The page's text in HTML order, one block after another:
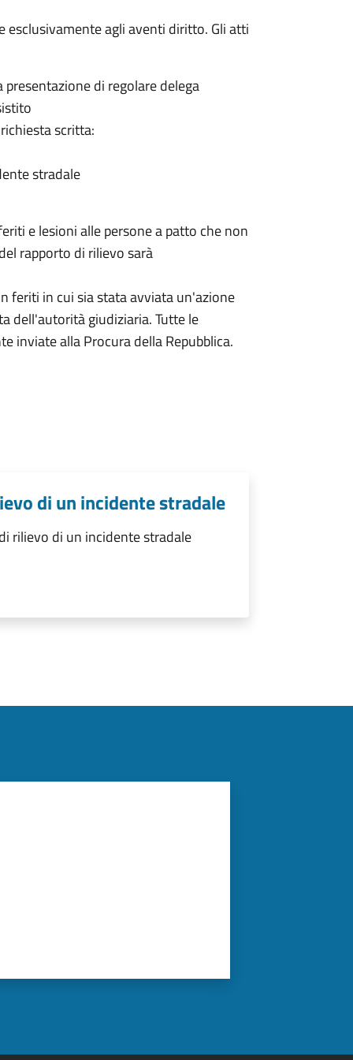
esclusivamente agli aventi diritto. Gli atti
di regolare delega
scritta:
stradale
e lesioni alle persone a patto che non
rapporto di rilievo sarà
feriti in cuisia stata avviata un'azione
dell'autorità giudiziaria. Tutte le
inviate alla Procura della Repubblica.
di un incidente stradale
rilievo di un incidente stradale